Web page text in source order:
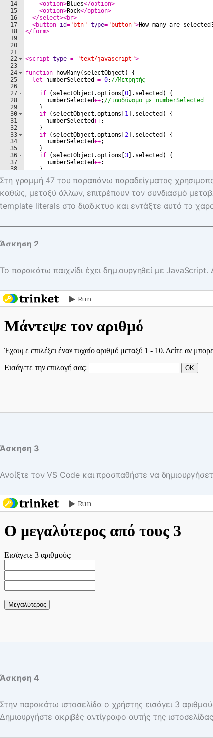
Στη γραμμή 47 του παραπάνω παραδείγματος
καθώς, μεταξύ άλλων, επιτρέπουν τον συνδιασμό
template literals στο διαδίκτυο και εντάξτε αυτό το
Άσκηση 2
Το παρακάτω παιχνίδι έχει δημιουργηθεί με
Άσκηση 3
Ανοίξτε τον VS Code και προσπαθήστε να
Άσκηση 4
Στην παρακάτω ιστοσελίδα ο χρήστης εισάγει 3
Δημιουργήστε ακριβές αντίγραφο αυτής της